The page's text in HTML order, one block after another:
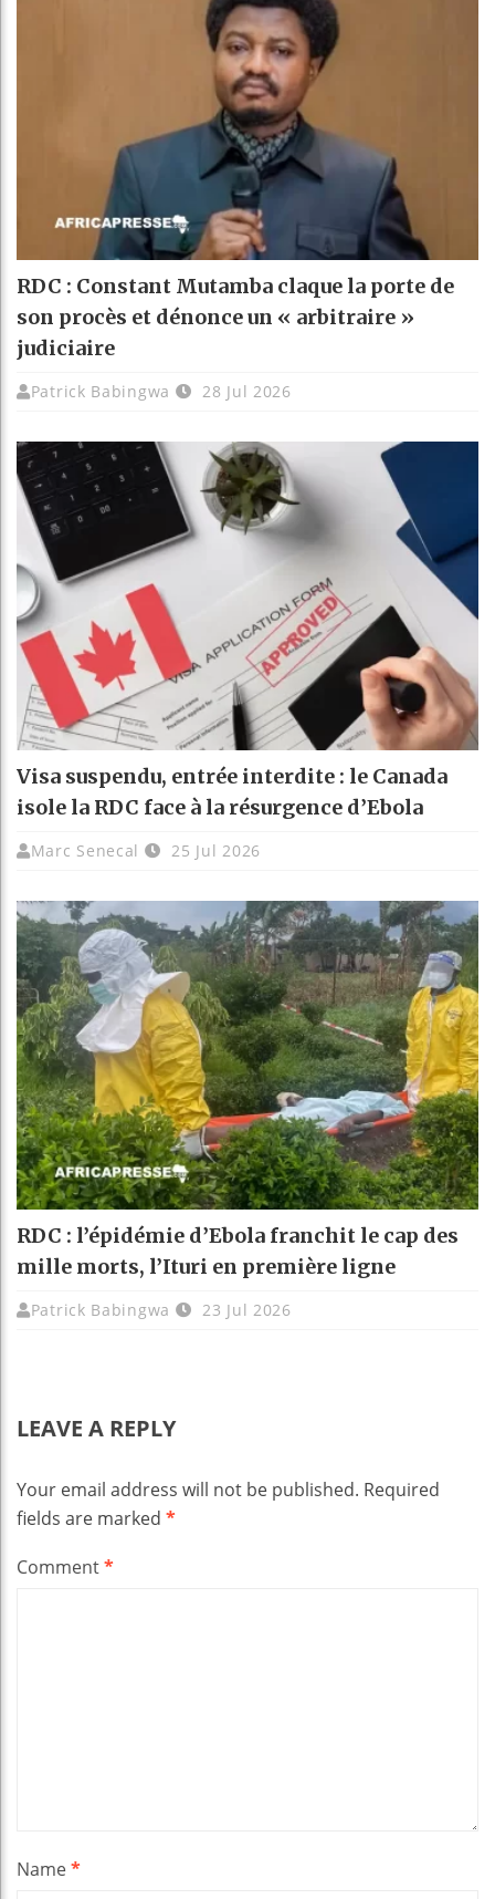
RDC : Constant Mutamba claque la porte de
son procès et dénonce un « arbitraire »
judiciaire
Patrick Babingwa 28 Jul 2026
Visa suspendu, entrée interdite : le Canada
isole la RDC face à la résurgence d’Ebola
Marc Senecal 25 Jul 2026
RDC : l’épidémie d’Ebola franchit le cap des
mille morts, l’Ituri en première ligne
Patrick Babingwa 23 Jul 2026
LEAVE A REPLY
Your email address will not be published. Required
fields are marked *
Comment*
Name*